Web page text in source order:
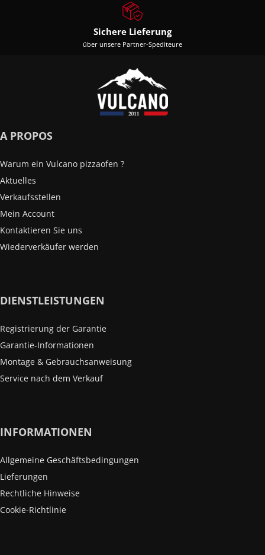
Sichere Lieferung
über unsere Partner-Spediteure
A PROPOS
Warum ein Vulcano pizzaofen ?
Aktuelles
Verkaufsstellen
Mein Account
Kontaktieren Sie uns
Wiederverkäufer werden
DIENSTLEISTUNGEN
Registrierung der Garantie
Garantie-Informationen
Montage & Gebrauchsanweisung
Service nach dem Verkauf
INFORMATIONEN
Allgemeine Geschäftsbedingungen
Lieferungen
Rechtliche Hinweise
Cookie-Richtlinie